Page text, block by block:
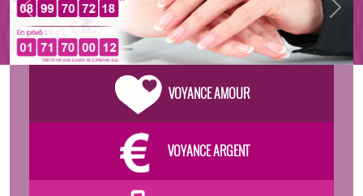
Previous Next
VOYANCE AMOUR
VOYANCE ARGENT